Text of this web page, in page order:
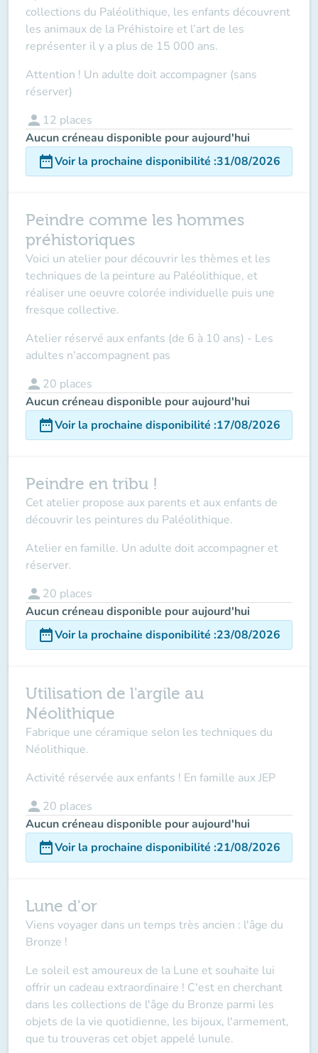
collections du Paléolithique, les enfants découvrent
les animaux de la Préhistoire et l’art de les
représenter il y a plus de 15 000 ans.
Attention ! Un adulte doit accompagner (sans
réserver)
person 12 places
Aucun créneau disponible pour aujourd'hui
date_rangeVoir la prochaine disponibilité :31/08/2026
Peindre comme les hommes
préhistoriques
Voici un atelier pour découvrir les thèmes et les
techniques de la peinture au Paléolithique, et
réaliser une oeuvre colorée individuelle puis une
fresque collective.
Atelier réservé aux enfants (de 6 à 10 ans) - Les
adultes n'accompagnent pas
person 20 places
Aucun créneau disponible pour aujourd'hui
date_rangeVoir la prochaine disponibilité :17/08/2026
Peindre en tribu !
Cet atelier propose aux parents et aux enfants de
découvrir les peintures du Paléolithique.
Atelier en famille. Un adulte doit accompagner et
réserver.
person 20 places
Aucun créneau disponible pour aujourd'hui
date_rangeVoir la prochaine disponibilité :23/08/2026
Utilisation de l'argile au
Néolithique
Fabrique une céramique selon les techniques du
Néolithique.
Activité réservée aux enfants ! En famille aux JEP
person 20 places
Aucun créneau disponible pour aujourd'hui
date_rangeVoir la prochaine disponibilité :21/08/2026
Lune d'or
Viens voyager dans un temps très ancien : l'âge du
Bronze !
Le soleil est amoureux de la Lune et souhaite lui
offrir un cadeau extraordinaire ! C'est en cherchant
dans les collections de l'âge du Bronze parmi les
objets de la vie quotidienne, les bijoux, l'armement,
que tu trouveras cet objet appelé lunule.